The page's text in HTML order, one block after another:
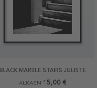
BLACK MARBLE STAIRS JULISTE
ALKAEN 15,00 €